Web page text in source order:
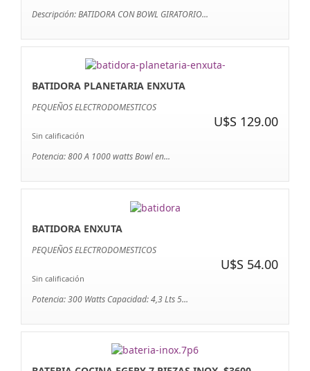
Descripción: BATIDORA CON BOWL GIRATORIO...
BATIDORA PLANETARIA ENXUTA
PEQUEÑOS ELECTRODOMESTICOS
U$S 129.00
Sin calificación
Potencia: 800 A 1000 watts Bowl en...
BATIDORA ENXUTA
PEQUEÑOS ELECTRODOMESTICOS
U$S 54.00
Sin calificación
Potencia: 300 Watts Capacidad: 4,3 Lts 5...